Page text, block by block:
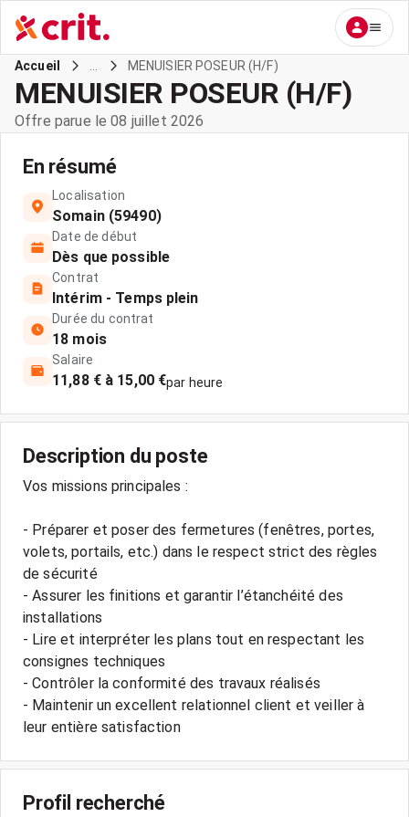
Accueil MENUISIER POSEUR (H/F)
MENUISIER POSEUR (H/F)
Offre parue le 08 juillet 2026
En résumé
Localisation
Somain (59490)
Date de début
Dès que possible
Contrat
Intérim - Temps plein
Durée du contrat
18 mois
Salaire
11,88 € à 15,00 €par heure
Description du poste
Vos missions principales :
- Préparer et poser des fermetures (fenêtres, portes,
volets, portails, etc.) dans le respect strict des règles
de sécurité
- Assurer les finitions et garantir l’étanchéité des
installations
- Lire et interpréter les plans tout en respectant les
consignes techniques
- Contrôler la conformité des travaux réalisés
- Maintenir un excellent relationnel client et veiller à
leur entière satisfaction
Profil recherché